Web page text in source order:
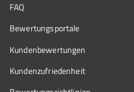
FAQ
Bewertungsportale
Kundenbewertungen
Kundenzufriedenheit